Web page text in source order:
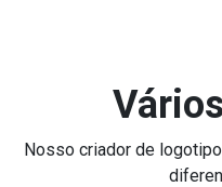
Nosso criador de